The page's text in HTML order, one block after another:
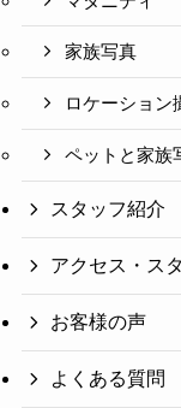
家族写真
ロケーション
ペットと家族
スタッフ紹介
アクセス・ス
お客様の声
よくある質問